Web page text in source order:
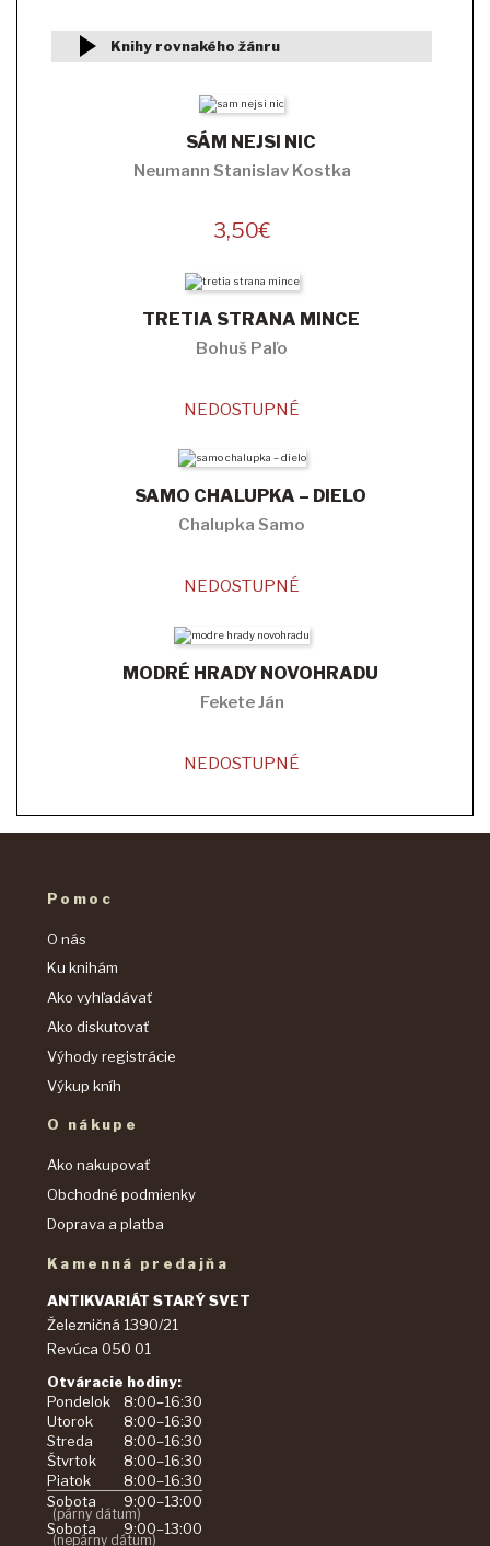
Knihy rovnakého žánru
SÁM NEJSI NIC
Neumann Stanislav Kostka
3,50€
TRETIA STRANA MINCE
Bohuš Paľo
NEDOSTUPNÉ
SAMO CHALUPKA – DIELO
Chalupka Samo
NEDOSTUPNÉ
MODRÉ HRADY NOVOHRADU
Fekete Ján
NEDOSTUPNÉ
Pomoc
O nás
Ku knihám
Ako vyhľadávať
Ako diskutovať
Výhody registrácie
Výkup kníh
O nákupe
Ako nakupovať
Obchodné podmienky
Doprava a platba
Kamenná predajňa
ANTIKVARIÁT STARÝ SVET
Železničná 1390/21
Revúca 050 01
Otváracie hodiny:
Pondelok
8:00–16:30
Utorok
8:00–16:30
Streda
8:00–16:30
Štvrtok
8:00–16:30
Piatok
8:00–16:30
Sobota
9:00–13:00
(párny dátum)
Sobota 9:00–13:00
(nepárny dátum)